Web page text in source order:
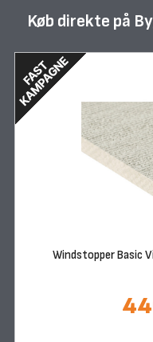
Køb direkte på
Windstopper Basic